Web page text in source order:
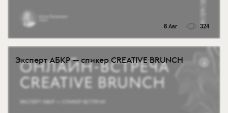
6 Авг 324
Эксперт АБКР — спикер CREATIVE BRUNCH